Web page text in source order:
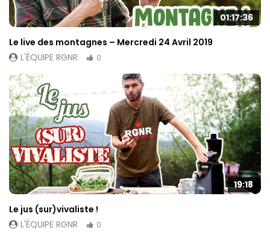
01:17:36
Le live des montagnes – Mercredi 24 Avril 2019
L'ÉQUIPE RGNR
0
19:18
Le jus (sur)vivaliste !
L'ÉQUIPE RGNR
0